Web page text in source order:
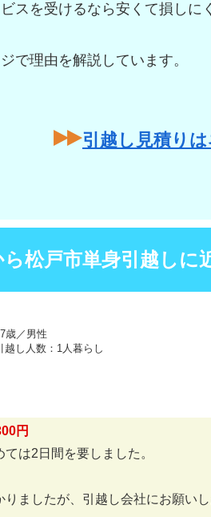
スを受けるなら安くて損しに
で理由を解説しています。
引越し見積り
松戸市単身引越しに
歳／男性
越し人数：1人暮らし
円
は2日間を要しました。
りましたが、引越し会社にお願い